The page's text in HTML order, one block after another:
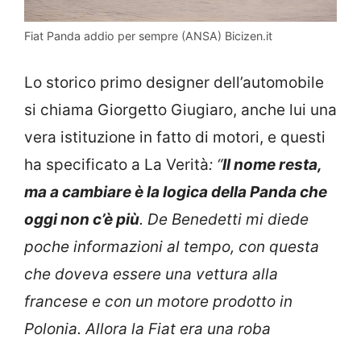
Fiat Panda addio per sempre (ANSA) Bicizen.it
Lo storico primo designer dell’automobile
si chiama Giorgetto Giugiaro, anche lui una
vera istituzione in fatto di motori, e questi
ha specificato a La Verità: “Il nome resta,
ma a cambiare è la logica della Panda che
oggi non c’è più. De Benedetti mi diede
poche informazioni al tempo, con questa
che doveva essere una vettura alla
francese e con un motore prodotto in
Polonia. Allora la Fiat era una roba